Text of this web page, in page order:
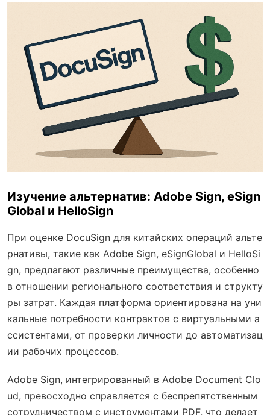
Изучение альтернатив: Adobe Sign, eSign
Global и HelloSign
При оценке DocuSign для китайских операций альте
рнативы, такие как Adobe Sign, eSignGlobal и HelloSi
gn, предлагают различные преимущества, особенно
в отношении регионального соответствия и структу
ры затрат. Каждая платформа ориентирована на уни
кальные потребности контрактов с виртуальными а
ссистентами, от проверки личности до автоматизац
ии рабочих процессов.
Adobe Sign, интегрированный в Adobe Document Clo
ud, превосходно справляется с беспрепятственным
сотрудничеством с инструментами PDF, что делает